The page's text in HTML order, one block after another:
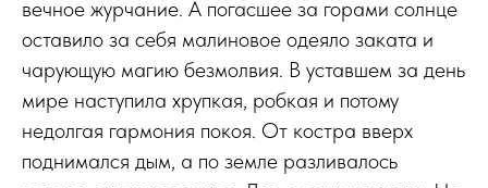
вечное журчание. А погасшее за горами солнце
оставило за себя малиновое одеяло заката и
чарующую магию безмолвия. В уставшем за день
мире наступила хрупкая, робкая и потому
недолгая гармония покоя. От костра вверх
поднимался дым, а по земле разливалось